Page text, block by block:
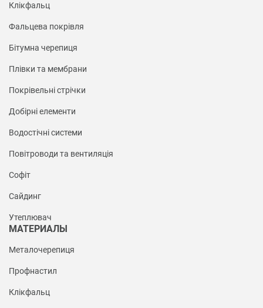
Клікфальц
Фальцева покрівля
Бітумна черепиця
Плівки та мембрани
Покрівельні стрічки
Добірні елементи
Водостічні системи
Повітроводи та вентиляція
Софіт
Сайдинг
Утеплювач
МАТЕРИАЛЫ
Металочерепиця
Профнастил
Клікфальц